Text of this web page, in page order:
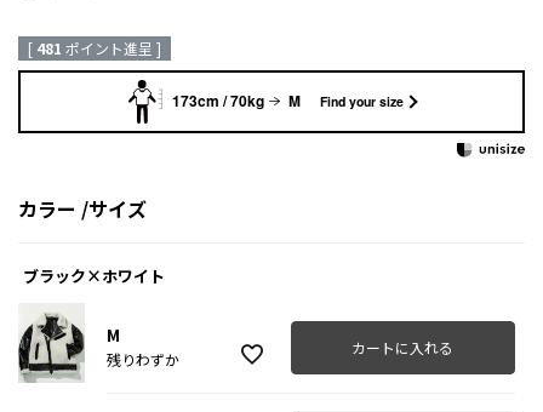
[ 481 ポイント進呈 ]
173cm / 70kg M Find your size
カラー サイズ
ブラック×ホワイト
M
残りわずか
カートに入れる